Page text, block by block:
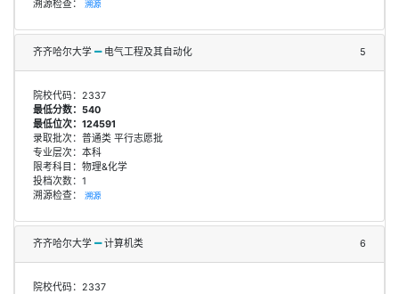
溯源检查： 溯源
齐齐哈尔大学 电气工程及其自动化 5
院校代码：2337
最低分数：540
最低位次：124591
录取批次：普通类 平行志愿批
专业层次：本科
限考科目：物理&化学
投档次数：1
溯源检查： 溯源
齐齐哈尔大学 计算机类 6
院校代码：2337